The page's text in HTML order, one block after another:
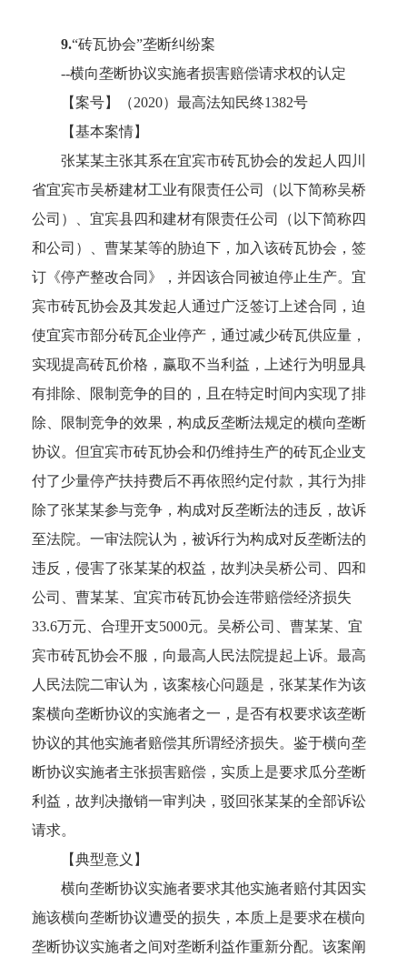
9.“砖瓦协会”垄断纠纷案
--横向垄断协议实施者损害赔偿请求权的认定
【案号】（2020）最高法知民终1382号
【基本案情】
张某某主张其系在宜宾市砖瓦协会的发起人四川
省宜宾市吴桥建材工业有限责任公司（以下简称吴桥
公司）、宜宾县四和建材有限责任公司（以下简称四
和公司）、曹某某等的胁迫下，加入该砖瓦协会，签
订《停产整改合同》，并因该合同被迫停止生产。宜
宾市砖瓦协会及其发起人通过广泛签订上述合同，迫
使宜宾市部分砖瓦企业停产，通过减少砖瓦供应量，
实现提高砖瓦价格，赢取不当利益，上述行为明显具
有排除、限制竞争的目的，且在特定时间内实现了排
除、限制竞争的效果，构成反垄断法规定的横向垄断
协议。但宜宾市砖瓦协会和仍维持生产的砖瓦企业支
付了少量停产扶持费后不再依照约定付款，其行为排
除了张某某参与竞争，构成对反垄断法的违反，故诉
至法院。一审法院认为，被诉行为构成对反垄断法的
违反，侵害了张某某的权益，故判决吴桥公司、四和
公司、曹某某、宜宾市砖瓦协会连带赔偿经济损失
33.6万元、合理开支5000元。吴桥公司、曹某某、宜
宾市砖瓦协会不服，向最高人民法院提起上诉。最高
人民法院二审认为，该案核心问题是，张某某作为该
案横向垄断协议的实施者之一，是否有权要求该垄断
协议的其他实施者赔偿其所谓经济损失。鉴于横向垄
断协议实施者主张损害赔偿，实质上是要求瓜分垄断
利益，故判决撤销一审判决，驳回张某某的全部诉讼
请求。
【典型意义】
横向垄断协议实施者要求其他实施者赔付其因实
施该横向垄断协议遭受的损失，本质上是要求在横向
垄断协议实施者之间对垄断利益作重新分配。该案阐